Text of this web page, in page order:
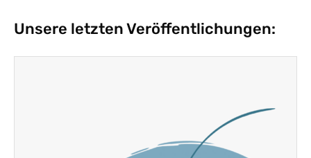
Unsere letzten Veröffentlichungen: